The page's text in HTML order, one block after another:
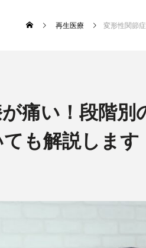
再生医療 変形性関節症で膝が
痛い！段階別
も解説します